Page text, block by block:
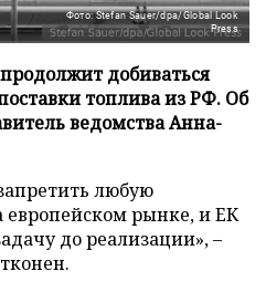
Фото: Stefan Sauer/dpa/Global Look
Press
добиваться
топлива из РФ. Об
ведомства Анна-
любую
европейском рынке, и ЕК
до реализации», –